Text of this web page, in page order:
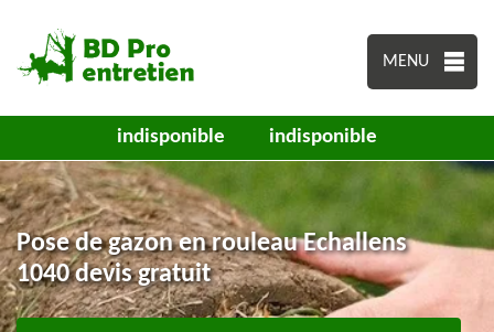
MENU
indisponible indisponible
Pose de gazon en rouleau Echallens
1040 devis gratuit